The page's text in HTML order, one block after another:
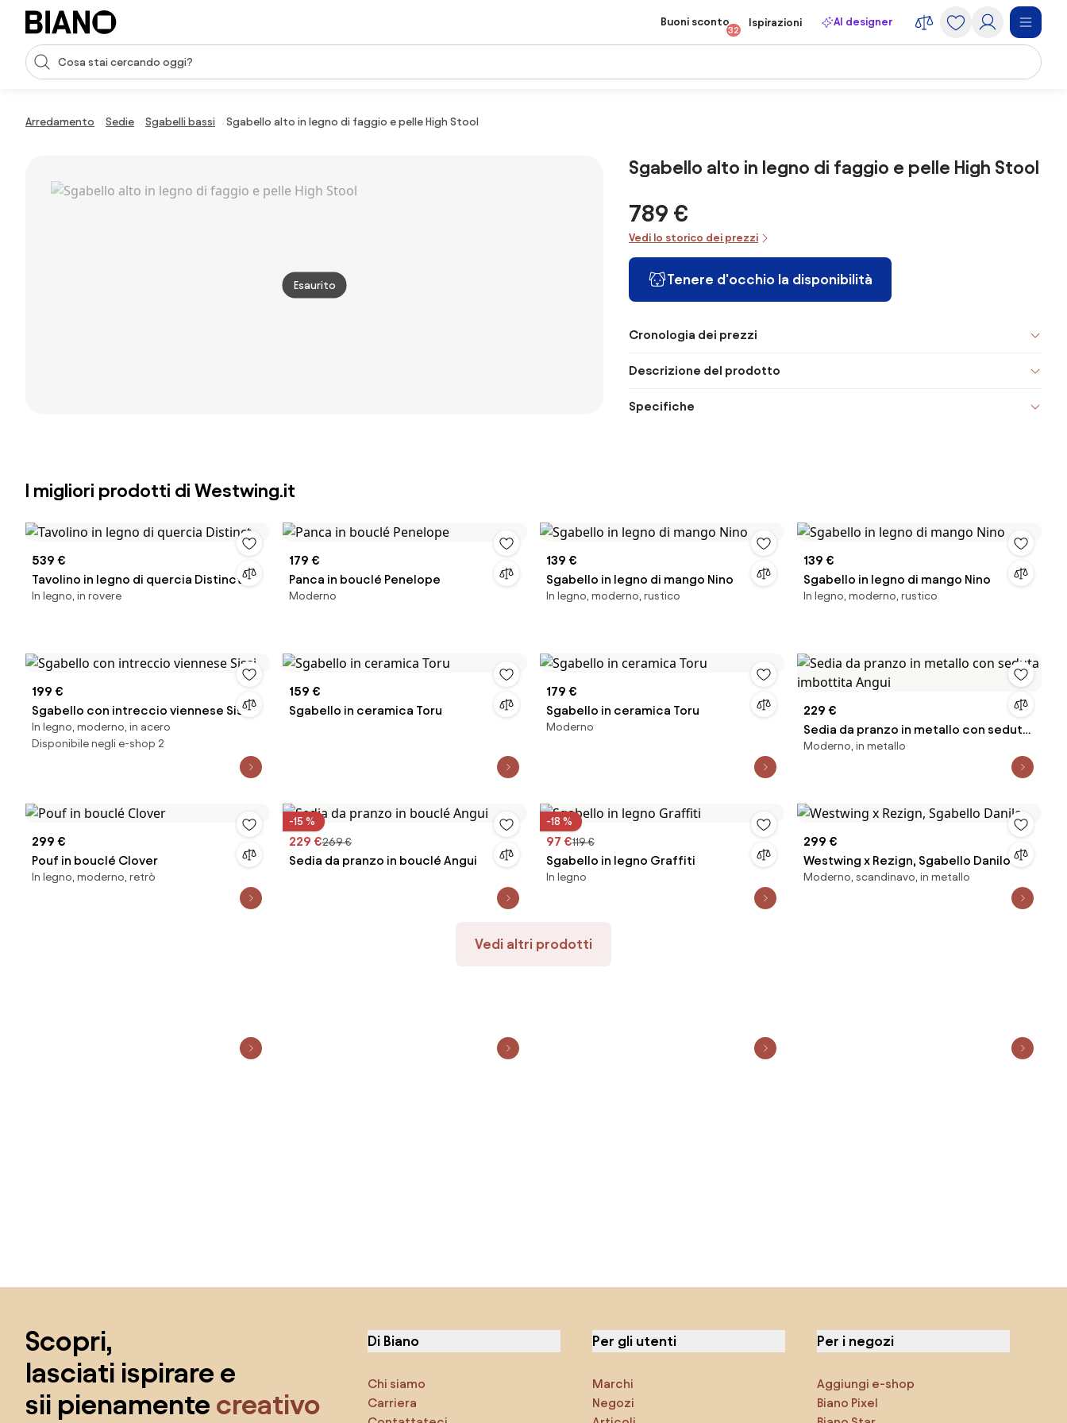
Salta la navigazione, vai al contenuto
Input della ricerca
Buoni sconto
32
Ispirazioni AI designer
Arredamento Sedie Sgabelli bassi Sgabello alto in legno di faggio e pelle High Stool
Esaurito
Sgabello alto in legno di faggio e pelle High Stool
789 €
Vedi lo storico dei prezzi
Tenere d'occhio la disponibilità
Cronologia dei prezzi
Descrizione del prodotto
Specifiche
I migliori prodotti di Westwing.it
539 €
Tavolino in legno di quercia Distinct
In legno, in rovere
179 €
Panca in bouclé Penelope
Moderno
139 €
Sgabello in legno di mango Nino
In legno, moderno, rustico
139 €
Sgabello in legno di mango Nino
In legno, moderno, rustico
199 €
Sgabello con intreccio viennese Sissi
In legno, moderno, in acero
Disponibile negli e-shop 2
159 €
Sgabello in ceramica Toru
179 €
Sgabello in ceramica Toru
Moderno
229 €
Sedia da pranzo in metallo con seduta
imbottita Angui
Moderno, in metallo
299 €
Pouf in bouclé Clover
In legno, moderno, retrò
-15 %
229 €269 €
Sedia da pranzo in bouclé Angui
-18 %
97 €119 €
Sgabello in legno Graffiti
In legno
299 €
Westwing x Rezign, Sgabello Danilo
Moderno, scandinavo, in metallo
Vedi altri prodotti
Scopri,
lasciati ispirare e
sii pienamente creativo
Di Biano
Chi siamo
Carriera
Per gli utenti
Marchi
Negozi
Per i negozi
Aggiungi e-shop
Biano Pixel